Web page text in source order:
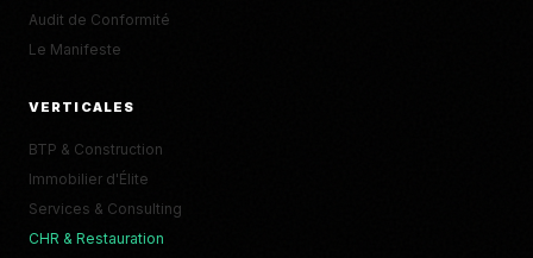
Audit de Conformité
Le Manifeste
VERTICALES
BTP & Construction
Immobilier d'Élite
Services & Consulting
CHR & Restauration